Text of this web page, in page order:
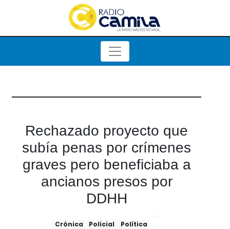
Rechazado proyecto que
subía penas por crímenes
graves pero beneficiaba a
ancianos presos por
DDHH
Crónica Policial Política